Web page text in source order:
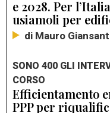
e 2028. Per
usiamoli per
di Mauro
SONO 400 GLI
CORSO
Efficientamento
PPP per